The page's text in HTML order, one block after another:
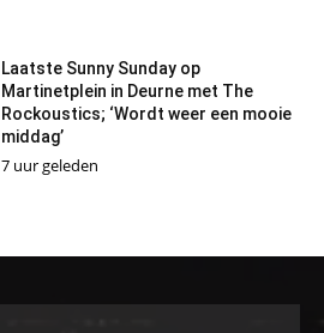
Laatste Sunny Sunday op
Martinetplein in Deurne met The
Rockoustics; ‘Wordt weer een mooie
middag’
7 uur geleden